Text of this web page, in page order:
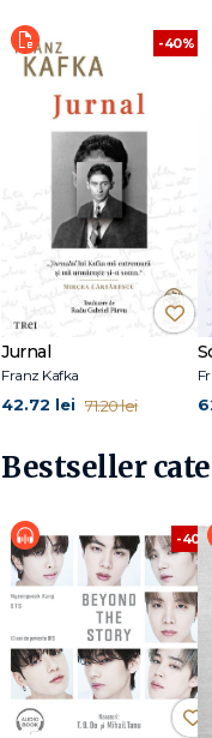
-40%
Jurnal
Franz Kafka
42.72 lei 71.20 lei
Bestseller
-40%